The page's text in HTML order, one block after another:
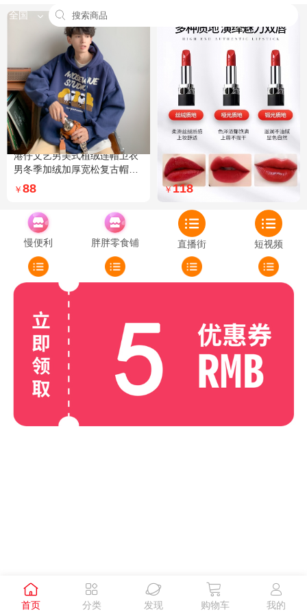
全国
港仔文艺男美式植绒连帽卫衣
男冬季加绒加厚宽松复古帽衫
外套 XXL 加绒 5XL 灰色加绒
￥ 88
Dior迪奥全新烈艳蓝金口红品
牌授权经典藤格纹饰带丝绒质
地999色号传奇红唇哑光 哑光
￥118
慢便利 胖胖零食铺 直播街 短视频

首页

分类

发现

购物车

我的